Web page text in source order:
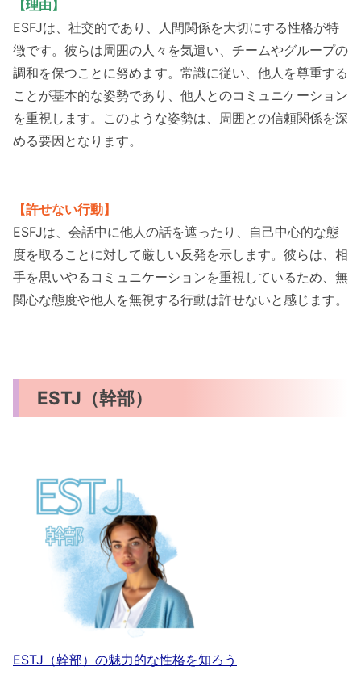
【理由】
ESFJは、社交的であり、人間関係を大切にする性格が特
徴です。彼らは周囲の人々を気遣い、チームやグループの
調和を保つことに努めます。常識に従い、他人を尊重する
ことが基本的な姿勢であり、他人とのコミュニケーション
を重視します。このような姿勢は、周囲との信頼関係を深
める要因となります。
【許せない行動】
ESFJは、会話中に他人の話を遮ったり、自己中心的な態
度を取ることに対して厳しい反発を示します。彼らは、相
手を思いやるコミュニケーションを重視しているため、無
関心な態度や他人を無視する行動は許せないと感じます。
ESTJ（幹部）
ESTJ（幹部）の魅力的な性格を知ろう